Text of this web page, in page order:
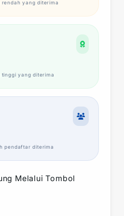
yang diterima
yang diterima
pendaftar diterima
Melalui Tombol